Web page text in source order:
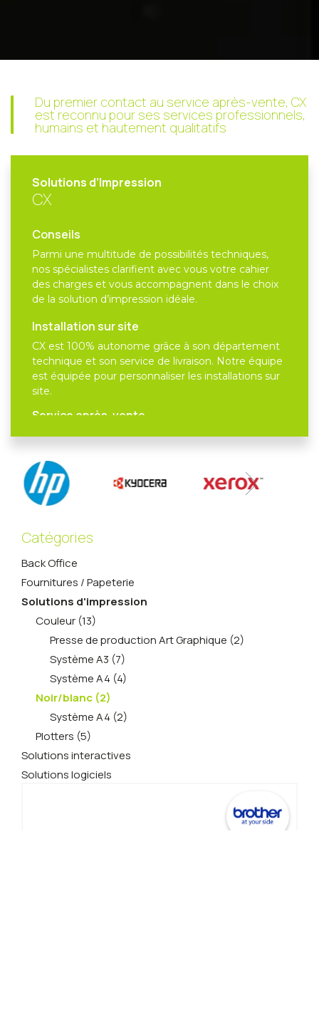
Du premier contact au service après-vente, CX
est reconnu pour ses services professionnels,
humains et hautement qualitatifs
Solutions d’Impression
CX
Conseils
Parmi une multitude de possibilités techniques,
nos spécialistes clarifient avec vous votre cahier
des charges et vous accompagnent dans le choix
de la solution d’impression idéale.
Installation sur site
CX est 100% autonome grâce à son département
technique et son service de livraison. Notre équipe
est équipée pour personnaliser les installations sur
site.
Service après-vente
L’une des forces de CX est son SAV qui est
conseils techniques et d’interventions
Catégories
Back Office
Fournitures / Papeterie
Solutions d'impression
Couleur (13)
Presse de production Art Graphique (2)
Système A3 (7)
Système A4 (4)
Noir/blanc (2)
Système A4 (2)
Plotters (5)
Solutions interactives
Solutions logiciels